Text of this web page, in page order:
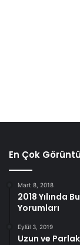
En Çok
Mart 8, 2018
2018 Yılında
Yorumları
Eylül 3, 2019
Uzun ve